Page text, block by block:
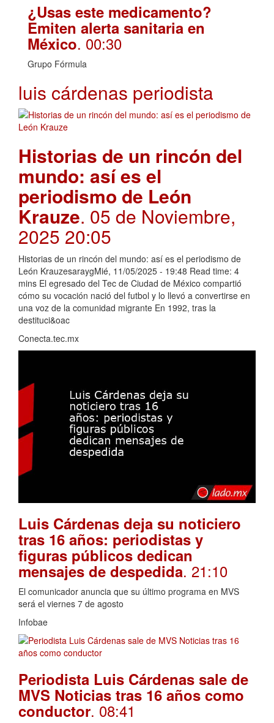
¿Usas este medicamento?
Emiten alerta sanitaria en
México. 00:30
Grupo Fórmula
luis cárdenas periodista
Historias de un rincón del
mundo: así es el
periodismo de León
Krauze. 05 de Noviembre,
2025 20:05
Historias de un rincón del mundo: así es el periodismo de
León KrauzesaraygMié, 11/05/2025 - 19:48 Read time: 4
mins El egresado del Tec de Ciudad de México compartió
cómo su vocación nació del futbol y lo llevó a convertirse en
una voz de la comunidad migrante En 1992, tras la
destituci&oac
Conecta.tec.mx
Luis Cárdenas deja su noticiero
tras 16 años: periodistas y
figuras públicos dedican
mensajes de despedida. 21:10
El comunicador anuncia que su último programa en MVS
será el viernes 7 de agosto
Infobae
Periodista Luis Cárdenas sale de
MVS Noticias tras 16 años como
conductor. 08:41